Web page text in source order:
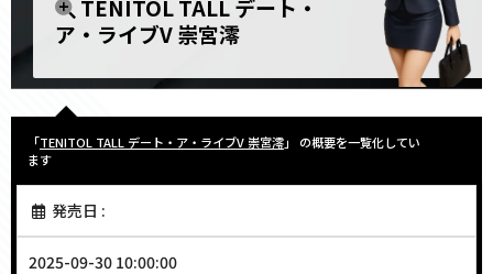
TENITOL TALL デート・
ア・ライブV 崇宮澪
「TENITOL TALL デート・ア・ライブV 崇宮澪」 の概要を一覧化してい
ます
発売日 :
2025-09-30 10:00:00